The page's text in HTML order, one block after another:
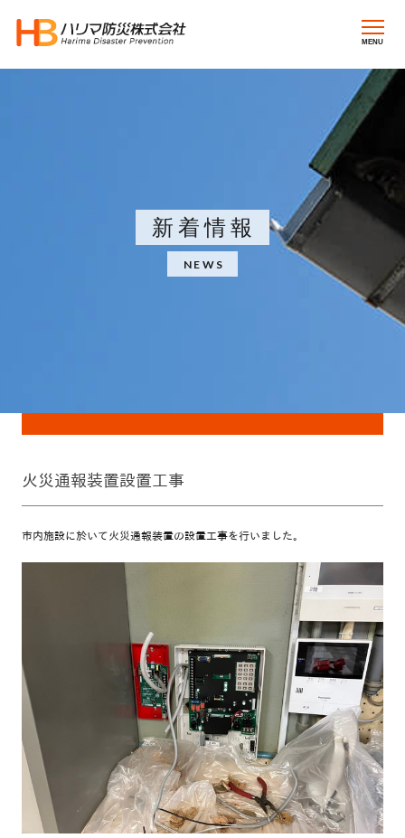
MENU
新着情報
NEWS
火災通報装置設置工事
市内施設に於いて火災通報装置の設置工事を行いました。